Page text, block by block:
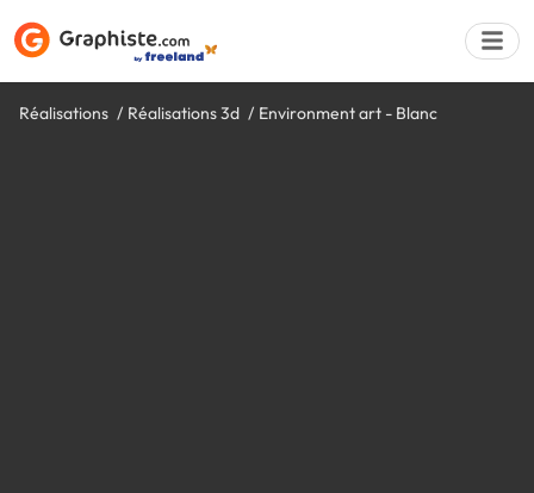
Réalisations Réalisations 3d Environment art - Blanc